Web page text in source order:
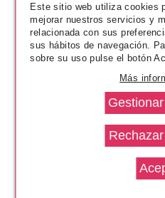
Este sitio web utiliza cookies
mejorar nuestros servicios y
relacionada con sus
sus hábitos de navegación.
sobre su uso pulse el botón
Más